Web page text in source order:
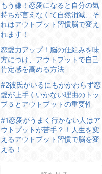
もう嫌！恋愛になると自分の気
持ちが言えなくて自然消滅、そ
れはアウトプット習慣脳で変え
れます！
恋愛力アップ！脳の仕組みを味
方につけ、アウトプットで自己
肯定感を高める方法
#2彼氏がいるにもかかわらず恋
愛が上手くいかない理由のトッ
プ５とアウトプットの重要性
#1恋愛がうまく行かない人はア
ウトプットが苦手？！人生を変
えるアウトプット習慣で脳を変
える！